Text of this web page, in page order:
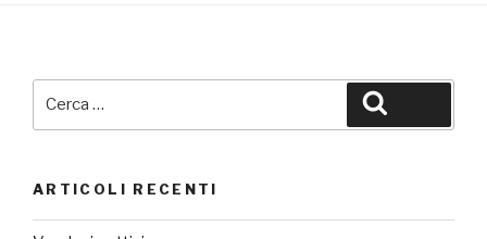
ARTICOLI RECENTI